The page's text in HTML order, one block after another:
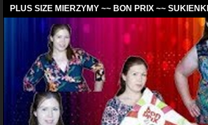
PLUS SIZE MIERZYMY ~~ BON PRIX ~~ SUKIENKI